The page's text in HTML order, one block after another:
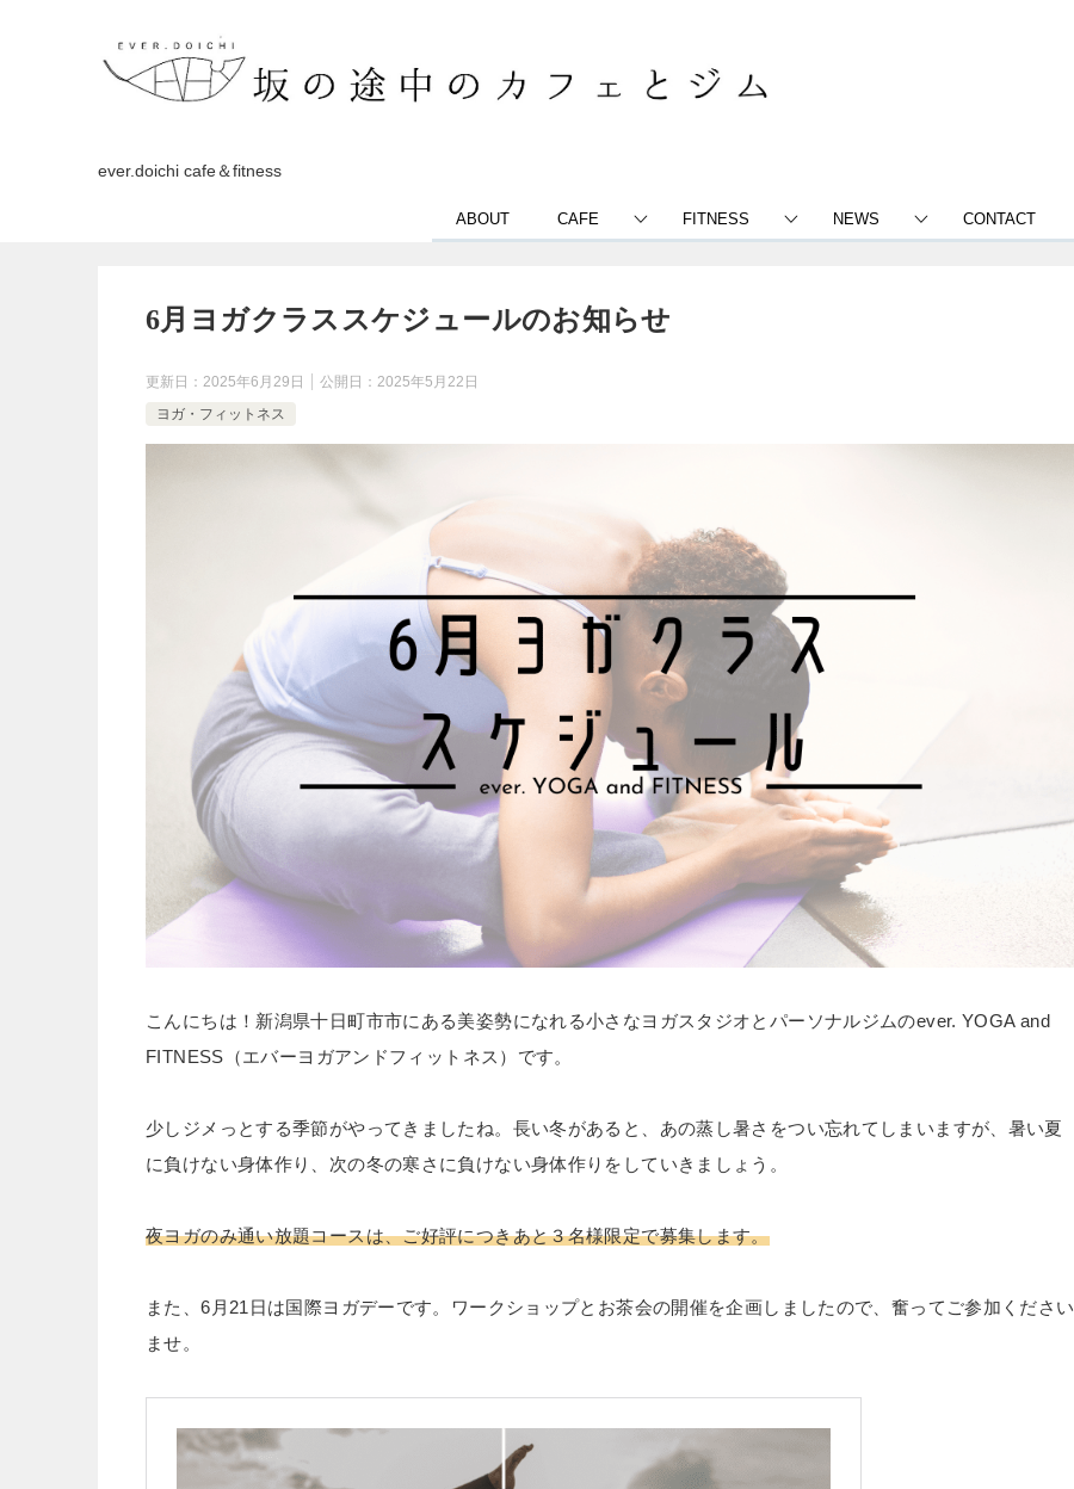
ever.doichi cafe＆fitness
ABOUT CAFE FITNESS NEWS CONTACT
6月ヨガクラススケジュールのお知らせ
更新日： 2025年6月29日 公開日： 2025年5月22日
ヨガ・フィットネス
こんにちは！新潟県十日町市市にある美姿勢になれる小さなヨガスタジオとパーソナルジムのever. YOGA and
FITNESS（エバーヨガアンドフィットネス）です。
少しジメっとする季節がやってきましたね。長い冬があると、あの蒸し暑さをつい忘れてしまいますが、暑い夏
に負けない身体作り、次の冬の寒さに負けない身体作りをしていきましょう。
夜ヨガのみ通い放題コースは、ご好評につきあと３名様限定で募集します。
また、6月21日は国際ヨガデーです。ワークショップとお茶会の開催を企画しましたので、奮ってご参加ください
ませ。